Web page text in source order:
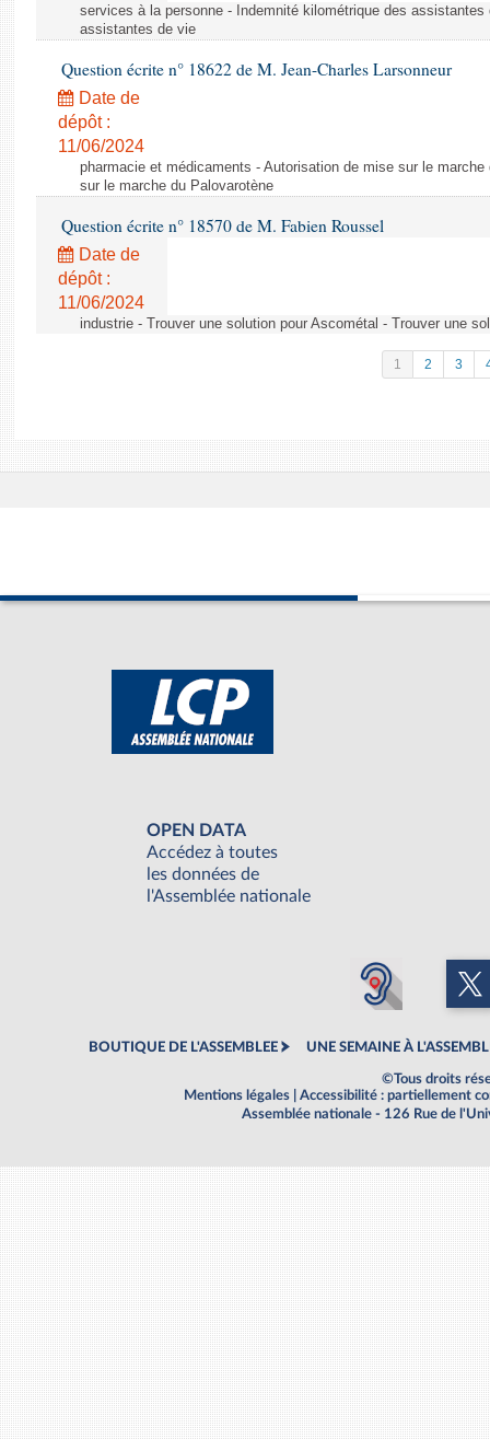
services à la personne - Indemnité kilométrique des
assistantes de vie
Question écrite n° 18622 de M. Jean-Charles Larsonneur
Date de
dépôt :
11/06/2024
pharmacie et médicaments - Autorisation de mise sur le
sur le marche du Palovarotène
Question écrite n° 18570 de M. Fabien Roussel
Date de
dépôt :
11/06/2024
industrie - Trouver une solution pour Ascométal - Trouver une
1 2 3
OPEN DATA
Accédez à toutes
les données de
l'Assemblée nationale
BOUTIQUE DE L'ASSEMBLEE UNE SEMAINE À
©Tous droits
Mentions légales
Accessibilité : partiellement
Assemblée nationale - 126 Rue de